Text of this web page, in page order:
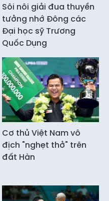
Sôi nôi giải đua thuyền
tưởng nhớ Đông các
Đại học sỹ Trương
Quốc Dụng
Cơ thủ Việt Nam vô
địch "nghẹt thở" trên
đất Hàn